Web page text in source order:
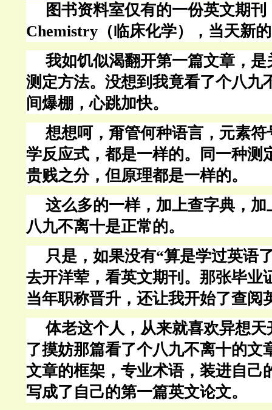
图书资料室仅有的一份英文期刊
Chemistry（临床化学），当天新
我如饥似渴翻开第一篇文章，
测定方法。没想到我竟看了个八九
间爆棚，心跳加快。
想想呵，甭管何种语言，元素
学反应式，都是一样的。同一种测
贵贱之分，但原理都是一样的。
这么多的一样，加上查字典，
八九不离十是正常的。
只是，如果没有“算是学过英语
去开洋荤， 看英文期刊。那张毕业
当年职称晋升，还让我开始了查阅
体老这个人，从来就喜欢异想
了摸妨那篇看了个八九不离十的文
文章的框架，专业术语，装进自己
写成了自己的第一篇英文论文。